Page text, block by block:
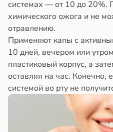
системах — от 10 до 20%.
химического ожога и не
отравлению.
Применяют капы с
10 дней, вечером или
пластиковый корпус, а
оставляя на час. Конечно,
системой во рту не